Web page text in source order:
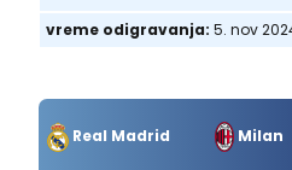
vreme odigravanja: 5. nov
Real Madrid Milan